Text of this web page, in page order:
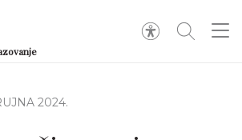
2024.